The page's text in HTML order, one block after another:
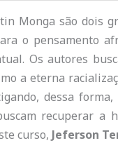
Monga são dois
o pensamento
Os autores
a eterna
dessa
recuperar a
curso, Jeferson